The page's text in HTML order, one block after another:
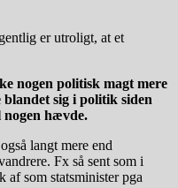
er utroligt, at et
nogen politisk magt mere
sig i politik siden
nogen hævde.
langt mere end
Fx så sent som i
af som statsminister pga